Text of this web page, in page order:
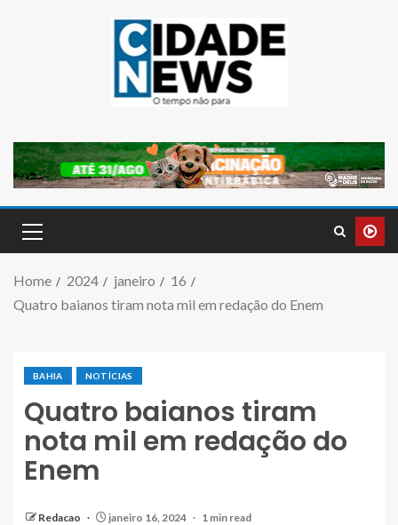
Home 2024 janeiro
16
Quatro baianos tiram nota mil em redação do Enem
BAHIA NOTÍCIAS
Quatro baianos tiram
nota mil em redação do
Enem
Redacao janeiro 16, 2024 1 min read